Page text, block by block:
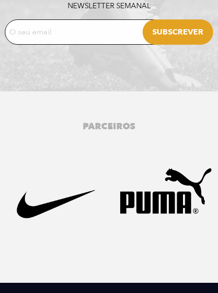
NEWSLETTER SEMANAL
PARCEIROS